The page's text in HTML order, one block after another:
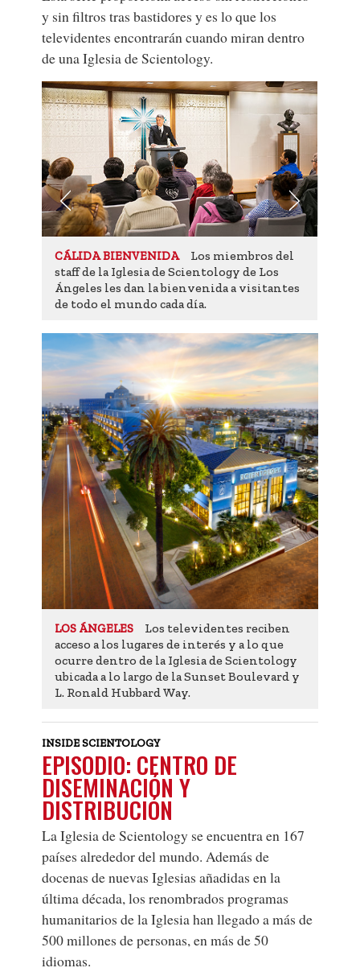
y sin filtros tras bastidores y es lo que los
televidentes encontrarán cuando miran dentro
de una Iglesia de Scientology.
miembros del
de Los
a visitantes
SERVICIOS
Las sesiones de auditación
usan el E-Metro para guiar el
asesoramiento espiritual.
LOS ÁNGELES
Los televidentes reciben
acceso a los lugares de interés y a lo que
ocurre dentro de la Iglesia de Scientology
ubicada a lo largo de la Sunset Boulevard y
L. Ronald Hubbard Way.
INSIDE SCIENTOLOGY
EPISODIO: CENTRO DE
DISEMINACIÓN Y
DISTRIBUCIÓN
La Iglesia de Scientology se encuentra en 167
países alrededor del mundo. Además de
docenas de nuevas Iglesias añadidas en la
última década, los renombrados programas
humanitarios de la Iglesia han llegado a más de
500 millones de personas, en más de 50
idiomas.